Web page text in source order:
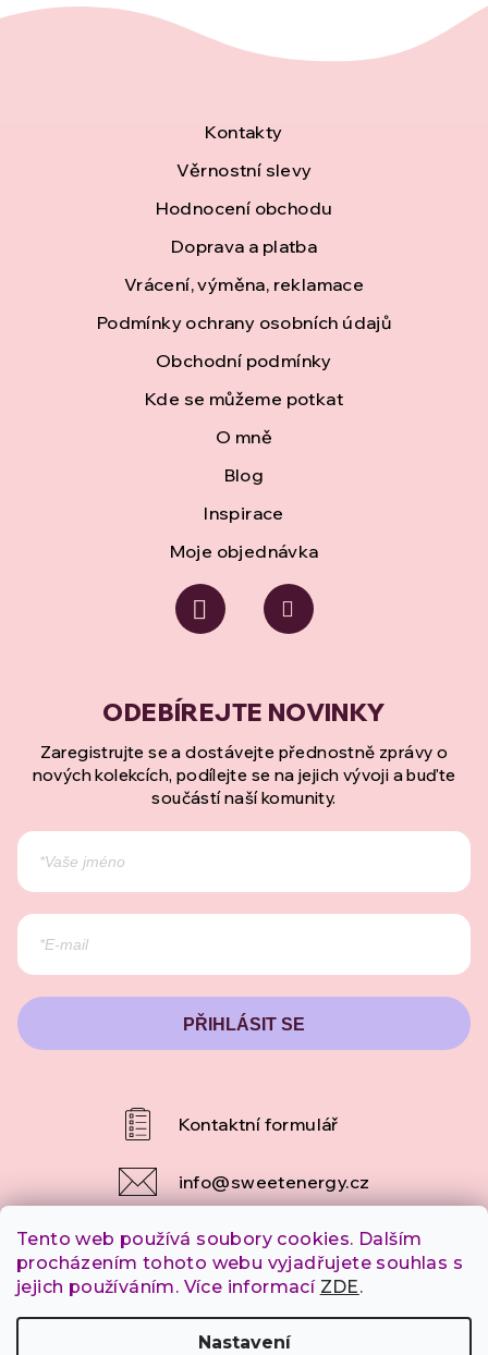
Tento web používá soubory cookies. Dalším
procházením tohoto webu vyjadřujete souhlas s
jejich používáním. Více informací ZDE.
Nastavení
Kontakty
Věrnostní slevy
Hodnocení obchodu
Doprava a platba
Vrácení, výměna, reklamace
Podmínky ochrany osobních údajů
Obchodní podmínky
Kde se můžeme potkat
O mně
Blog
Inspirace
Moje objednávka
Zaregistrujte se a dostávejte přednostně zprávy o
nových kolekcích, podílejte se na jejich vývoji a buďte
součástí naší komunity.
PŘIHLÁSIT SE
info@sweetenergy.cz
+420 607 253 790
SweetEnergy.cz
vyhrazena.